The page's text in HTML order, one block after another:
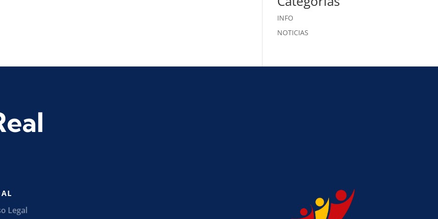
INFO
NOTICIAS
Legal